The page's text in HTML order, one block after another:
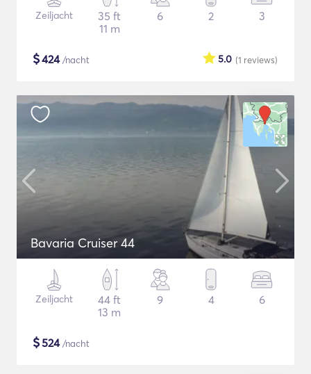
Zeiljacht
35 ft
11 m
6 2 3
$424/nacht (1 reviews)
5.0
Bavaria Cruiser 44
Zeiljacht
44 ft
13 m
9 4 6
$524/nacht